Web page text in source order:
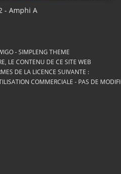
- Amphi A
-SIMPLENG THEME
LE CONTENU DE CE SITE WEB
DE LA LICENCE SUIVANTE :
COMMERCIALE - PAS DE